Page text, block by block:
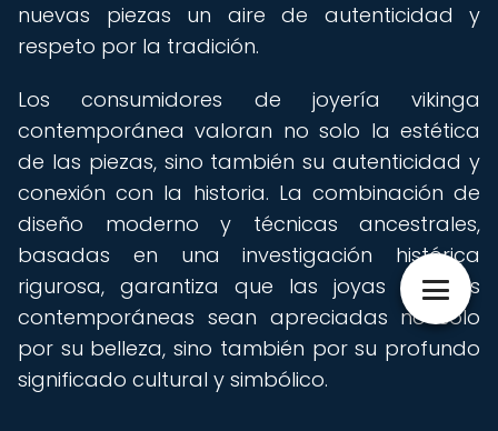
nuevas piezas un aire de autenticidad y
respeto por la tradición.
Los consumidores de joyería vikinga
contemporánea valoran no solo la estética
de las piezas, sino también su autenticidad y
conexión con la historia. La combinación de
diseño moderno y técnicas ancestrales,
basadas en una investigación histórica
rigurosa, garantiza que las joyas vikingas
contemporáneas sean apreciadas no solo
por su belleza, sino también por su profundo
significado cultural y simbólico.